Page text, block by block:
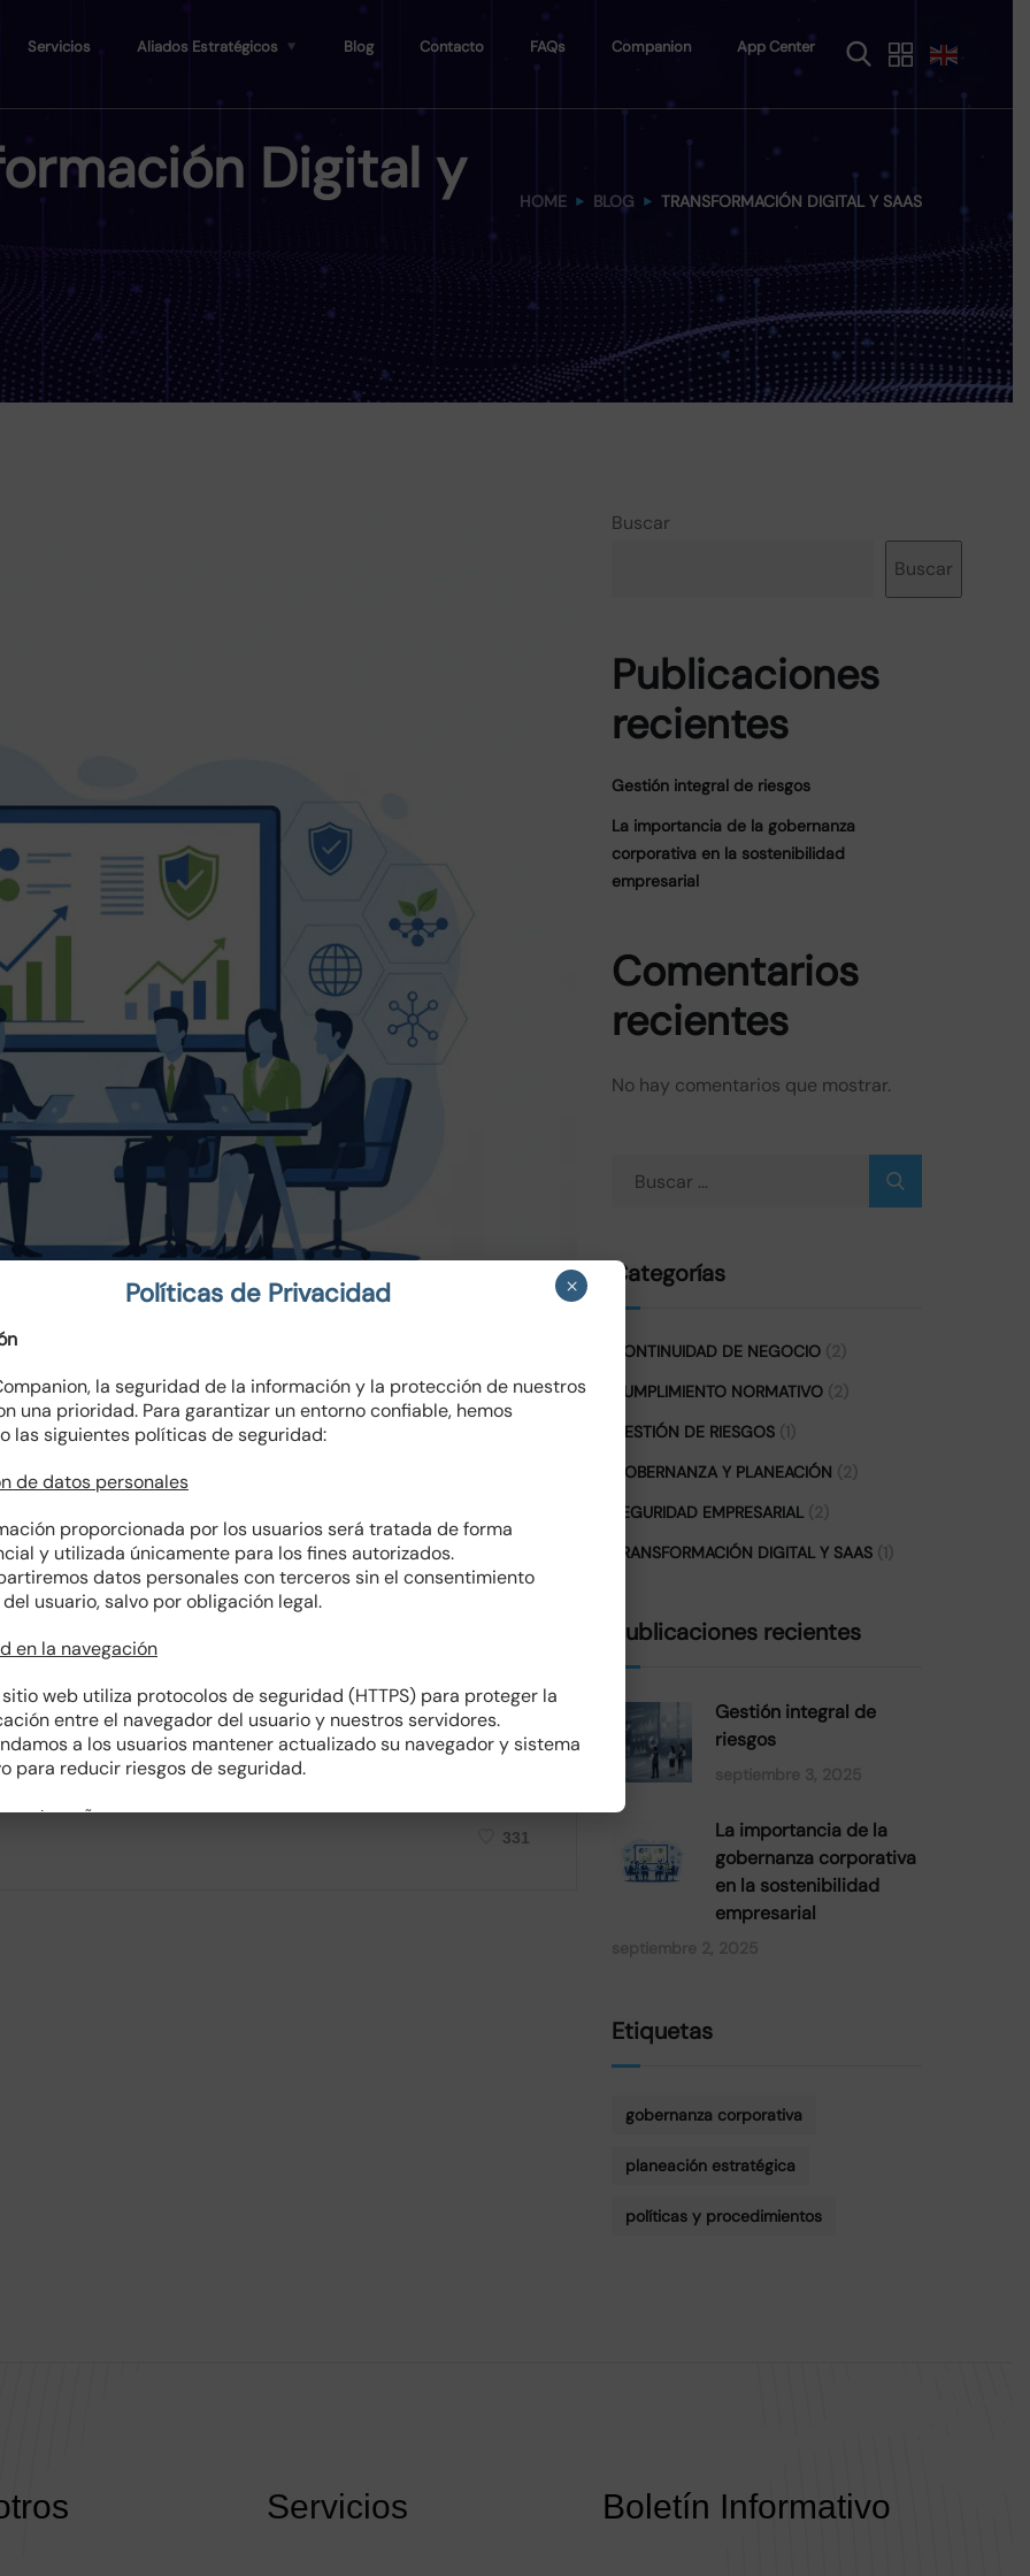
Servicios Aliados Estratégicos Blog Contacto FAQs Companion App Center
Digital y
HOME BLOG TRANSFORMACIÓN DIGITAL Y SAAS
corporativa en la
empresarial. No solo garantiza transparencia y
y asegura el crecimiento a largo plazo. Descubre cómo
tu organización.
331
Buscar
Buscar
Publicaciones
recientes
Gestión integral de riesgos
La importancia de la gobernanza
corporativa en la sostenibilidad
empresarial
Comentarios
recientes
No hay comentarios que mostrar.
Categorías
CONTINUIDAD DE NEGOCIO
CUMPLIMIENTO NORMATIVO
GESTIÓN DE RIESGOS
GOBERNANZA Y PLANEACIÓN
SEGURIDAD EMPRESARIAL
TRANSFORMACIÓN DIGITAL Y SAAS
Publicaciones recientes
Gestión integral de
riesgos
La importancia de la
gobernanza corporativa
en la sostenibilidad
empresarial
Etiquetas
gobernanza corporativa
planeación estratégica
políticas y procedimientos
Servicios Boletín Informativo
Políticas de Privacidad
la seguridad de la información y la protección de nuestros
una prioridad. Para garantizar un entorno confiable, hemos
las siguientes políticas de seguridad:
de datos personales
proporcionada por los usuarios será tratada de forma
y utilizada únicamente para los fines autorizados.
datos personales con terceros sin el consentimiento
usuario, salvo por obligación legal.
en la navegación
web utiliza protocolos de seguridad (HTTPS) para proteger la
entre el navegador del usuario y nuestros servidores.
a los usuarios mantener actualizado su navegador y sistema
para reducir riesgos de seguridad.
×